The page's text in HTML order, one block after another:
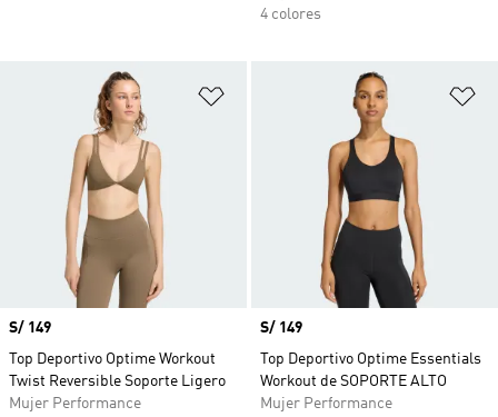
4 colores
Añadir a la lista de deseos
Precio
S/ 149
Top Deportivo Optime Workout
Twist Reversible Soporte Ligero
Mujer Performance
Precio
S/ 149
Top Deportivo Optime Essentials
Workout de SOPORTE ALTO
Mujer Performance